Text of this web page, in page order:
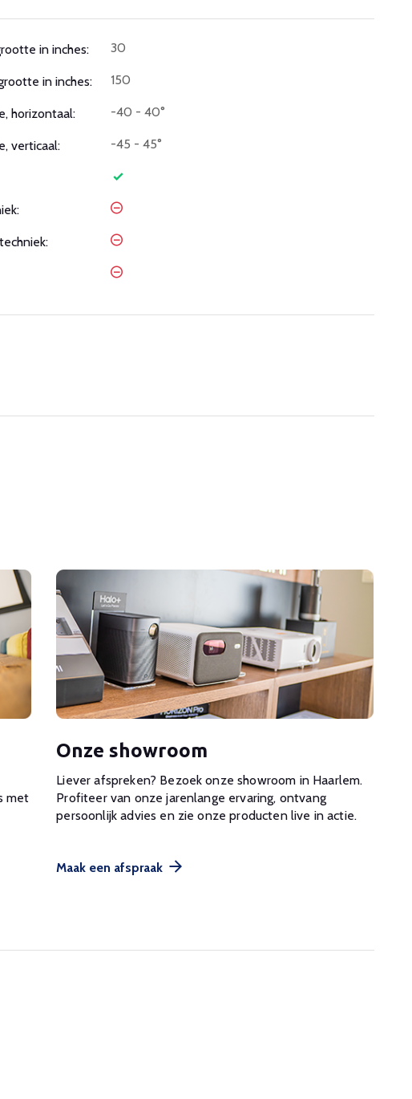
in inches: 30
in inches: 150
horizontaal: -40 - 40°
verticaal: -45 - 45°
met
Onze showroom
Liever afspreken? Bezoek onze showroom in Haarlem.
Profiteer van onze jarenlange ervaring, ontvang
persoonlijk advies en zie onze producten live in actie.
Maak een afspraak